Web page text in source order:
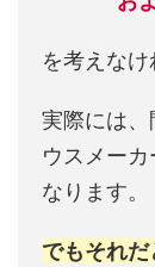
を考えなけ
実際には
ウスメー
なります。
でもそれ